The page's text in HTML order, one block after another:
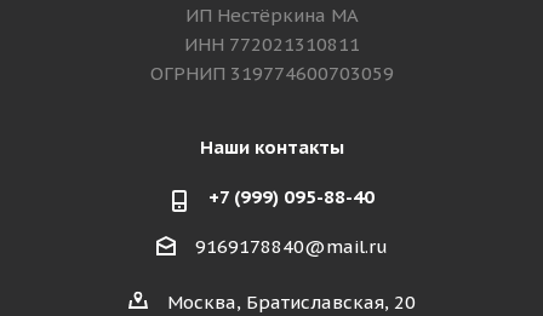
ИП Нестёркина МА
ИНН 772021310811
ОГРНИП 319774600703059
Наши контакты
+7 (999) 095-88-40
9169178840@mail.ru
Москва, Братиславская, 20